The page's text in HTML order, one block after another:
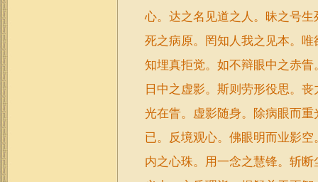
心。达之名见道之人。昧之号
死之病原。罔知人我之见本。
知埋真拒觉。如不辩眼中之赤
日中之虚影。斯则劳形役思。
光在眚。虚影随身。除病眼而
已。反境观心。佛眼明而业影
内之心珠。用一念之慧锋。斩